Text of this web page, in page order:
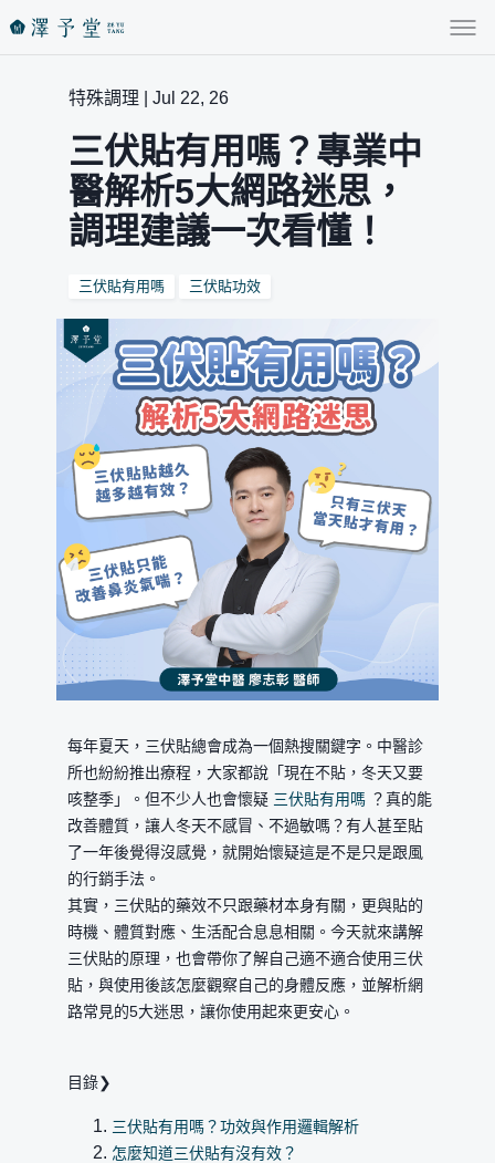
特殊調理 | Jul 22, 26
三伏貼有用嗎？專業中
醫解析5大網路迷思，
調理建議一次看懂！
三伏貼有用嗎 三伏貼功效
每年夏天，三伏貼總會成為一個熱搜關鍵字。中醫診
所也紛紛推出療程，大家都說「現在不貼，冬天又要
咳整季」。但不少人也會懷疑 三伏貼有用嗎 ？真的能
改善體質，讓人冬天不感冒、不過敏嗎？有人甚至貼
了一年後覺得沒感覺，就開始懷疑這是不是只是跟風
的行銷手法。
其實，三伏貼的藥效不只跟藥材本身有關，更與貼的
時機、體質對應、生活配合息息相關。今天就來講解
三伏貼的原理，也會帶你了解自己適不適合使用三伏
貼，與使用後該怎麼觀察自己的身體反應，並解析網
路常見的5大迷思，讓你使用起來更安心。
目錄❯
三伏貼有用嗎？功效與作用邏輯解析
怎麼知道三伏貼有沒有效？